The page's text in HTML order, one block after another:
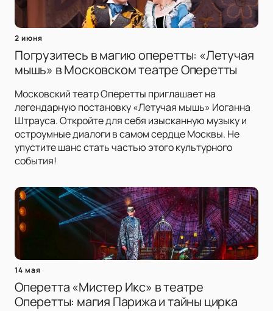
2 июня
Погрузитесь в магию оперетты: «Летучая
мышь» в Московском театре Оперетты
Московский театр Оперетты приглашает на
легендарную постановку «Летучая мышь» Иоганна
Штрауса. Откройте для себя изысканную музыку и
остроумные диалоги в самом сердце Москвы. Не
упустите шанс стать частью этого культурного
события!
14 мая
Оперетта «Мистер Икс» в театре
Оперетты: магия Парижа и тайны цирка